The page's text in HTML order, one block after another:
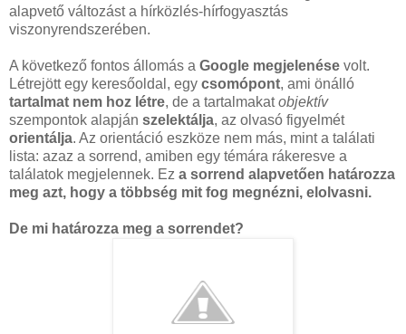
alapvető változást a hírközlés-hírfogyasztás
viszonyrendszerében.
A következő fontos állomás a Google megjelenése volt.
Létrejött egy keresőoldal, egy csomópont, ami önálló
tartalmat nem hoz létre, de a tartalmakatobjektív
szempontok alapján szelektálja, az olvasó figyelmét
orientálja. Az orientáció eszköze nem más, mint a találati
lista: azaz a sorrend, amiben egy témára rákeresve a
találatok megjelennek. Ez a sorrend alapvetően határozza
meg azt, hogy a többség mit fog megnézni, elolvasni.
De mi határozza meg a sorrendet?